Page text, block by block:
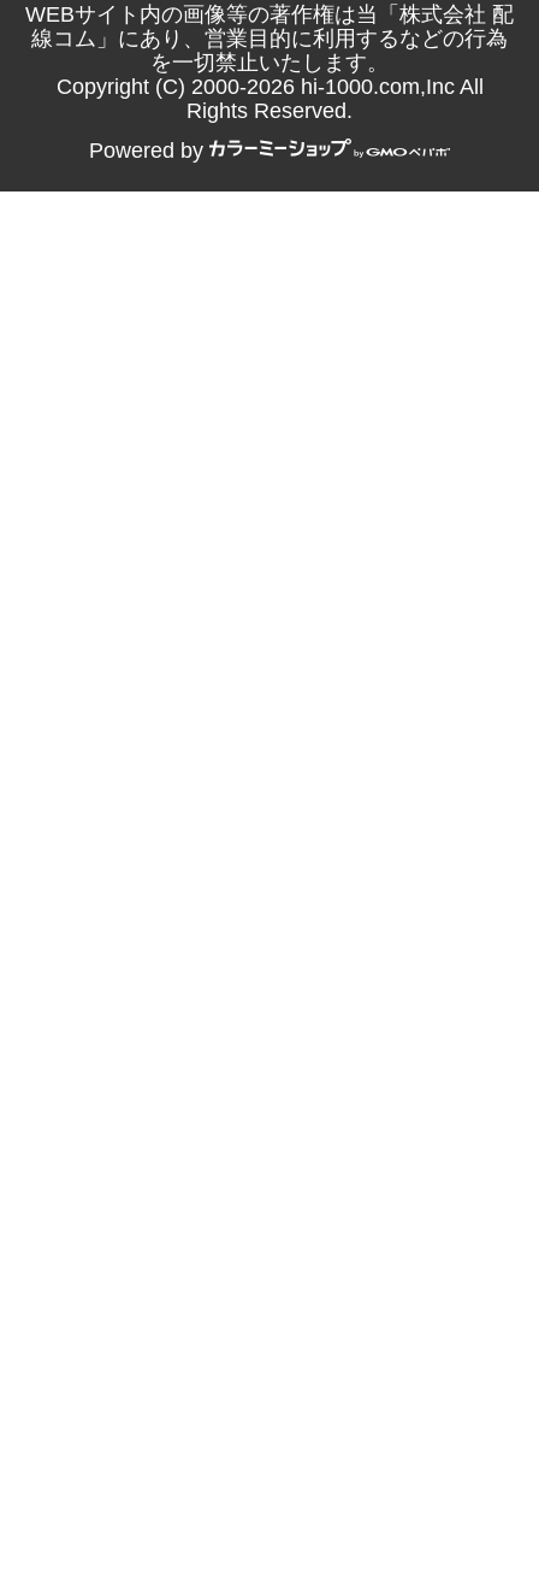
WEBサイト内の画像等の著作権は当「株式会社 配
線コム」にあり、営業目的に利用するなどの行為
を一切禁止いたします。
Copyright (C) 2000-2026 hi-1000.com,Inc All
Rights Reserved.
Powered by